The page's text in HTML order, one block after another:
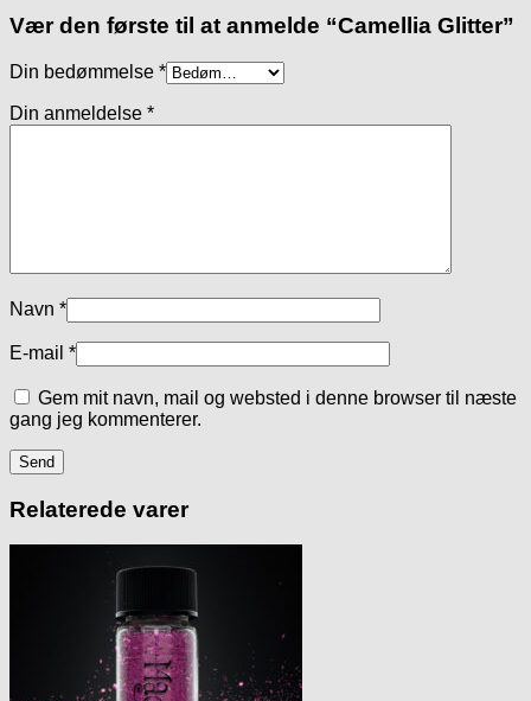
Vær den første til at anmelde “Camellia Glitter”
Din bedømmelse *
Din anmeldelse *
Navn *
E-mail *
Gem mit navn, mail og websted i denne browser til næste
gang jeg kommenterer.
Relaterede varer